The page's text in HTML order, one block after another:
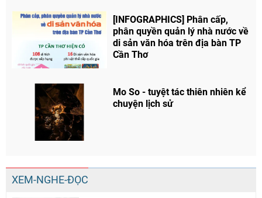
[INFOGRAPHICS] Phân cấp,
phân quyền quản lý nhà nước về
di sản văn hóa trên địa bàn TP
Cần Thơ
Mo So - tuyệt tác thiên nhiên kể
chuyện lịch sử
XEM-NGHE-ĐỌC